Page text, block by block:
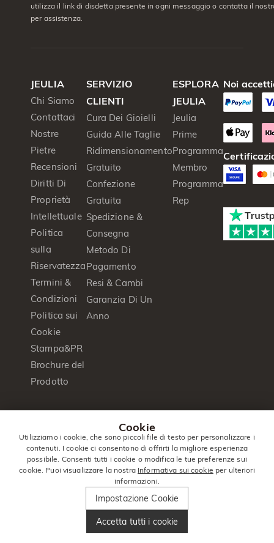
utilizza il link di disdetta presente in ogni messaggio o contatta il
per assistenza.
JEULIA
Chi Siamo
Contattaci
Nostre
Pietre
Recensioni
Diritti Di
Proprietà
Intellettuale
Politica
sulla
Riservatezza
Termini &
Condizioni
Politica sui
Cookie
Stampa&PR
Brochure del
Prodotto
SERVIZIO
CLIENTI
Cura Dei Gioielli
Guida Alle Taglie
Ridimensionamento
Gratuito
Confezione
Gratuita
Spedizione &
Consegna
Metodo Di
Pagamento
Resi & Cambi
Garanzia Di Un
Anno
ESPLORA
JEULIA
Jeulia
Prime
Programma
Membro
Programma
Rep
Noi
2026
Jewelry
Riservati.
Italia|Italiano(it)|EUR €
Cookie
Utilizziamo i cookie, che sono piccoli file di testo per personalizzare i
contenuti. I cookie ci consentono di offrirti la migliore esperienza
possibile. Consenti tutti i cookie o modifica le tue preferenze sui
cookie. Puoi visualizzare la nostra Informativa sui cookie per ulteriori
informazioni.
Impostazione Cookie
Accetta tutti i cookie